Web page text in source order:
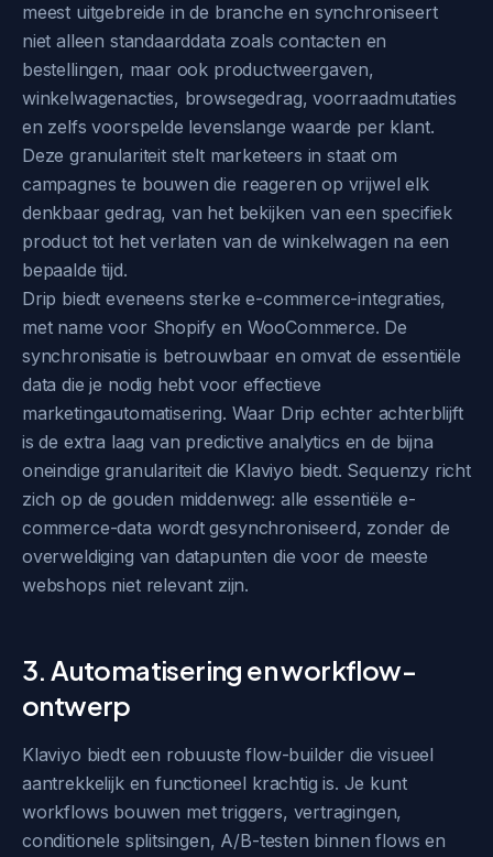
meest uitgebreide in de branche en synchroniseert
niet alleen standaarddata zoals contacten en
bestellingen, maar ook productweergaven,
winkelwagenacties, browsegedrag, voorraadmutaties
en zelfs voorspelde levenslange waarde per klant.
Deze granulariteit stelt marketeers in staat om
campagnes te bouwen die reageren op vrijwel elk
denkbaar gedrag, van het bekijken van een specifiek
product tot het verlaten van de winkelwagen na een
bepaalde tijd.
Drip biedt eveneens sterke e-commerce-integraties,
met name voor Shopify en WooCommerce. De
synchronisatie is betrouwbaar en omvat de essentiële
data die je nodig hebt voor effectieve
marketingautomatisering. Waar Drip echter achterblijft
is de extra laag van predictive analytics en de bijna
oneindige granulariteit die Klaviyo biedt. Sequenzy richt
zich op de gouden middenweg: alle essentiële e-
commerce-data wordt gesynchroniseerd, zonder de
overweldiging van datapunten die voor de meeste
webshops niet relevant zijn.
3. Automatisering en workflow-
ontwerp
Klaviyo biedt een robuuste flow-builder die visueel
aantrekkelijk en functioneel krachtig is. Je kunt
workflows bouwen met triggers, vertragingen,
conditionele splitsingen, A/B-testen binnen flows en